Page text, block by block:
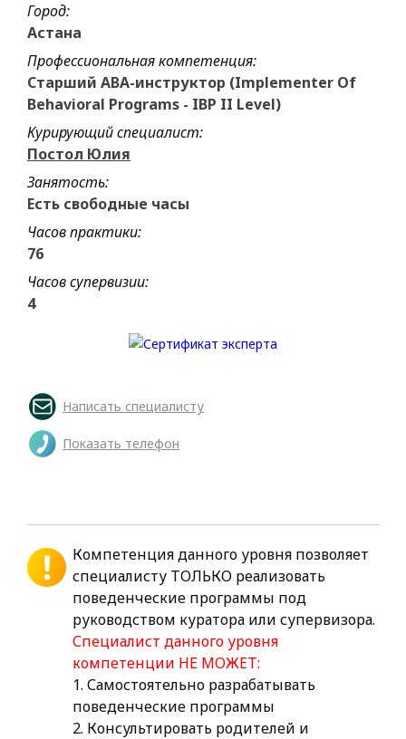
Город:
Астана
Профессиональная компетенция:
Старший АВА-инструктор (Implementer Of
Behavioral Programs - IBP II Level)
Курирующий специалист:
Постол Юлия
Занятость:
Есть свободные часы
Часов практики:
76
Часов супервизии:
4
Написать специалисту
Показать телефон
Компетенция данного уровня позволяет
специалисту ТОЛЬКО реализовать
поведенческие программы под
руководством куратора или супервизора.
Специалист данного уровня
компетенции НЕ МОЖЕТ:
1. Самостоятельно разрабатывать
поведенческие программы
2. Консультировать родителей и